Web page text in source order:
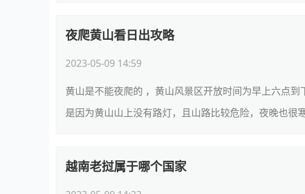
夜爬黄山看日出攻略
2023-05-09 14:59
黄山是不能夜爬的 ，黄山风景区开放时间为早上六点
是因为黄山山上没有路灯，且山路比较危险，夜晚也很
越南老挝属于哪个国家